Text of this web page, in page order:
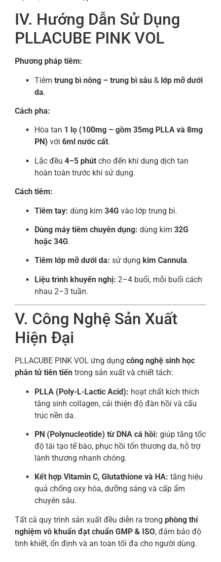
IV. Hướng Dẫn Sử Dụng
PLLACUBE PINK VOL
Phương pháp tiêm:
Tiêm trung bì nông – trung bì sâu & lớp mỡ dưới
da.
Cách pha:
Hòa tan 1 lọ (100mg – gồm 35mg PLLA và 8mg
PN) với 6ml nước cất.
Lắc đều 4–5 phút cho đến khi dung dịch tan
hoàn toàn trước khi sử dụng.
Cách tiêm:
Tiêm tay: dùng kim 34G vào lớp trung bì.
Dùng máy tiêm chuyên dụng: dùng kim 32G
hoặc 34G.
Tiêm lớp mỡ dưới da: sử dụng kim Cannula.
Liệu trình khuyến nghị: 2–4 buổi, mỗi buổi cách
nhau 2–3 tuần.
V. Công Nghệ Sản Xuất
Hiện Đại
PLLACUBE PINK VOL ứng dụng công nghệ sinh học
phân tử tiên tiến trong sản xuất và chiết tách:
PLLA (Poly-L-Lactic Acid): hoạt chất kích thích
tăng sinh collagen, cải thiện độ đàn hồi và cấu
trúc nền da.
PN (Polynucleotide) từ DNA cá hồi: giúp tăng tốc
độ tái tạo tế bào, phục hồi tổn thương da, hỗ trợ
lành thương nhanh chóng.
Kết hợp Vitamin C, Glutathione và HA: tăng hiệu
quả chống oxy hóa, dưỡng sáng và cấp ẩm
chuyên sâu.
Tất cả quy trình sản xuất đều diễn ra trong phòng thí
nghiệm vô khuẩn đạt chuẩn GMP & ISO, đảm bảo độ
tinh khiết, ổn định và an toàn tối đa cho người dùng.